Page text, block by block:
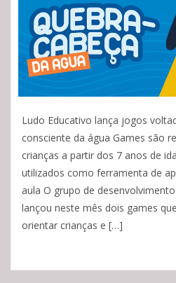
Ludo Educativo lança jogos
consciente da água Games são
crianças a partir dos 7 anos de
utilizados como ferramenta de
aula O grupo de
lançou neste mês dois games
orientar crianças e […]